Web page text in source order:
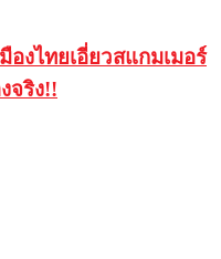
งไทยเอี่ยวสแกมเมอร์
จริง!!